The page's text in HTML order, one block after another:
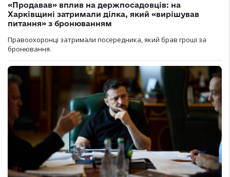
«Продавав» вплив на держпосадовців: на
Харківщині затримали ділка, який «вирішував
питання» з бронюванням
Правоохоронці затримали посередника, який брав гроші за
бронювання.